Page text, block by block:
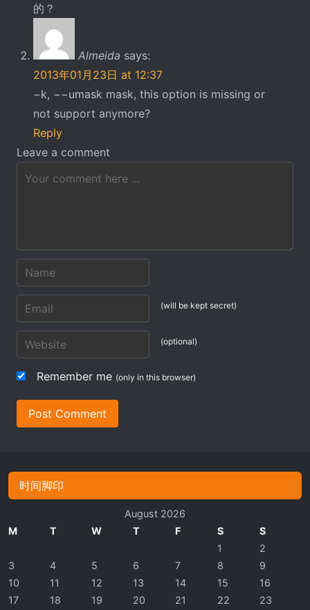
的？
Almeida says:
2013年01月23日 at 12:37
−k, −−umask mask, this option is missing or
not support anymore?
Reply
Leave a comment
(will be kept secret)
(optional)
Remember me (only in this browser)
Post Comment
时间脚印
August 2026
M
T W T F S S
1
2
3
4 5 6 7 8
9
10
11 12 13 14 15
16
17
18 19 20 21 22
23